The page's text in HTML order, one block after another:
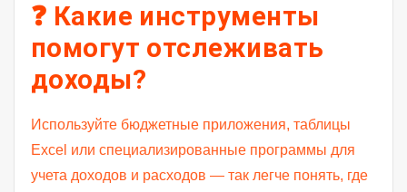
❓ Какие инструменты
помогут отслеживать
доходы?
Используйте бюджетные приложения, таблицы
Excel или специализированные программы для
учета доходов и расходов — так легче понять, где